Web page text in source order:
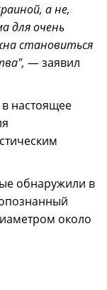
а не,
для очень
становиться
— заявил
настоящее
обнаружили в
около